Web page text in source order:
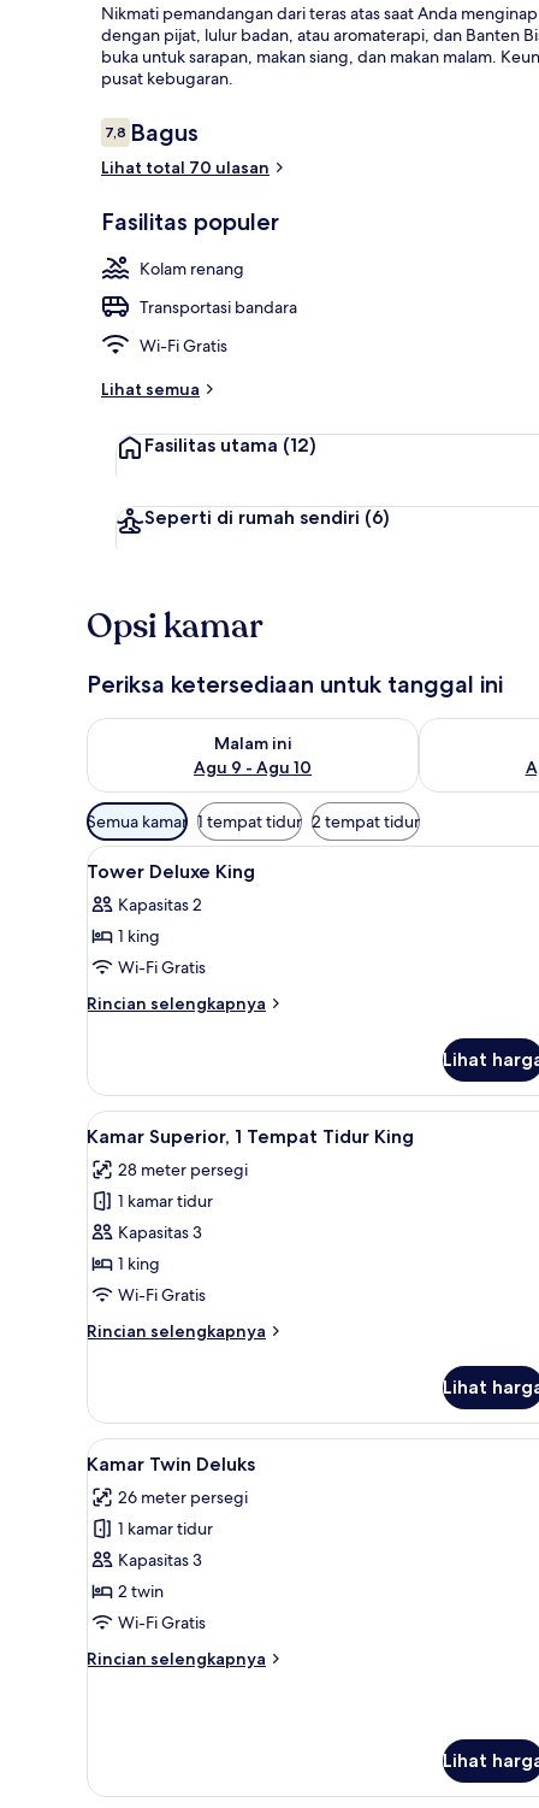
Nikmati pemandangan dari teras atas saat Anda
dengan pijat, lulur badan, atau aromaterapi, dan Banten
buka untuk sarapan, makan siang, dan makan malam.
pusat kebugaran.
Ulasan
7,87,8 dari 10
Bagus
Lihat total 70 ulasan
Fasilitas populer
Kolam renang
Transportasi bandara
Wi-Fi Gratis
Lihat semua
Fasilitas utama (12)
Seperti di rumah sendiri (6)
Opsi kamar
Periksa ketersediaan untuk tanggal ini
Malam ini
Agu 9 - Agu 10
Periksa ketersediaan untuk malam ini Agu 9 - Agu 10
Periksa
Filter
tersedia
untuk
Semua kamar 1 tempat tidur 2 tempat tidur
Lihat
semua
foto
untuk
Tower
Deluxe
Seprai katun Mesir, seprai
6
Tower Deluxe King
Kapasitas 2
1 king
Wi-Fi Gratis
Rincian selengkapnya
Rincian
Tower
Deluxe
King
Lihat
Lihat
semua
foto
untuk
Kamar
Superior,
1
Tidur
Seprai katun Mesir, seprai
3
Kamar Superior, 1 Tempat Tidur King
28 meter persegi
1 kamar tidur
Kapasitas 3
1 king
Wi-Fi Gratis
Rincian selengkapnya
Rincian
Kamar
Superior,
1
Tidur
King
Lihat
Lihat
semua
foto
untuk
Kamar
Twin
Deluks
Kamar Twin Deluks | Seprai
3
Kamar Twin Deluks
26 meter persegi
1 kamar tidur
Kapasitas 3
2 twin
Wi-Fi Gratis
Rincian selengkapnya
Rincian
Deluks
Lihat